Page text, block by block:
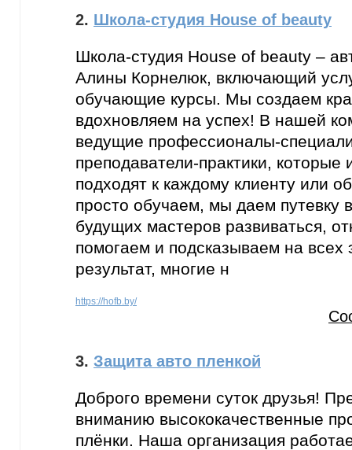
2. Школа-студия House of beauty
Школа-студия House of beauty –
Алины Корнелюк, включающий
обучающие курсы. Мы создаем
вдохновляем на успех! В нашей
ведущие профессионалы-
преподаватели-практики, которые
подходят к каждому клиенту или
просто обучаем, мы даем путевку
будущих мастеров развиваться,
помогаем и подсказываем на всех
результат, многие н
https://hofb.by/
3. Защита авто пленкой
Доброго времени суток друзья!
вниманию высококачественные
плёнки. Наша организация